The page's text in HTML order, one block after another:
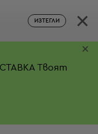
ИЗТЕГЛИ ×
Твоят
×